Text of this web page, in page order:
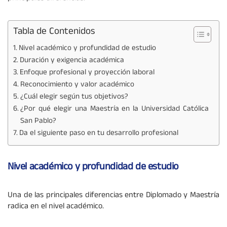
Tabla de Contenidos
Nivel académico y profundidad de estudio
Duración y exigencia académica
Enfoque profesional y proyección laboral
Reconocimiento y valor académico
¿Cuál elegir según tus objetivos?
¿Por qué elegir una Maestría en la Universidad Católica
San Pablo?
Da el siguiente paso en tu desarrollo profesional
Nivel académico y profundidad de estudio
Una de las principales diferencias entre Diplomado y Maestría
radica en el nivel académico.